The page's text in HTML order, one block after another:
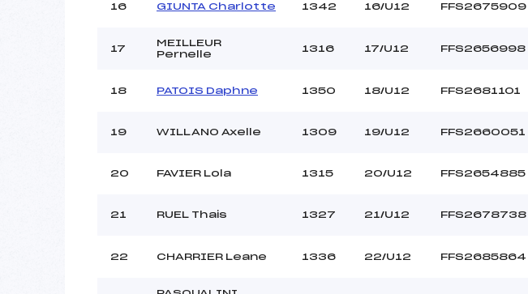
16 GIUNTA Charlotte 1342 16/U12 FFS2675909
17
MEILLEUR
Pernelle
1316 17/U12 FFS2656998
18 PATOIS Daphne 1350 18/U12 FFS2681101
19 WILLANO Axelle 1309 19/U12 FFS2660051
20 FAVIER Lola 1315 20/U12 FFS2654885
21 RUEL Thais 1327 21/U12 FFS2678738
22 CHARRIER Leane 1336 22/U12 FFS2685864